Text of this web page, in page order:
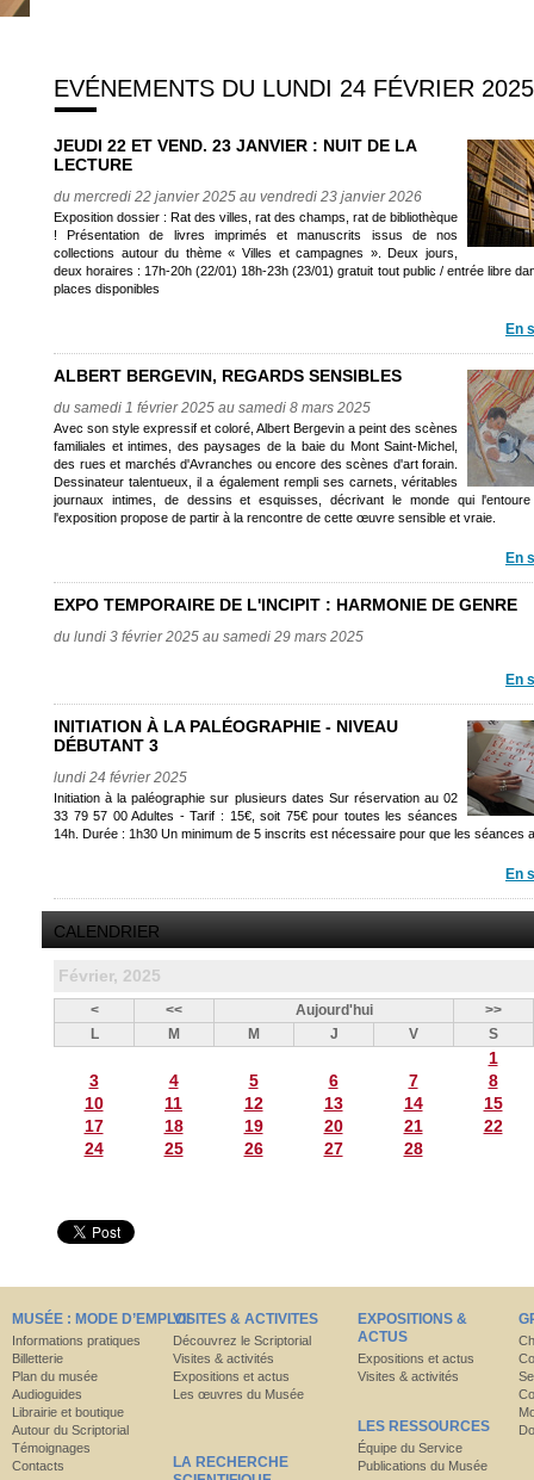
EVÉNEMENTS DU LUNDI 24 FÉVRIER 2025
JEUDI 22 ET VEND. 23 JANVIER : NUIT DE LA
LECTURE
du mercredi 22 janvier 2025 au vendredi 23 janvier 2026
Exposition dossier : Rat des villes, rat des champs, rat de bibliothèque
! Présentation de livres imprimés et manuscrits issus de nos
collections autour du thème « Villes et campagnes ». Deux jours,
deux horaires : 17h-20h (22/01) 18h-23h (23/01) gratuit tout public / entrée libre
places disponibles
En
ALBERT BERGEVIN, REGARDS SENSIBLES
du samedi 1 février 2025 au samedi 8 mars 2025
Avec son style expressif et coloré, Albert Bergevin a peint des scènes
familiales et intimes, des paysages de la baie du Mont Saint-Michel,
des rues et marchés d'Avranches ou encore des scènes d'art forain.
Dessinateur talentueux, il a également rempli ses carnets, véritables
journaux intimes, de dessins et esquisses, décrivant le monde qui
l'exposition propose de partir à la rencontre de cette œuvre sensible et vraie.
En
EXPO TEMPORAIRE DE L'INCIPIT : HARMONIE DE GENRE
du lundi 3 février 2025 au samedi 29 mars 2025
En
INITIATION À LA PALÉOGRAPHIE - NIVEAU
DÉBUTANT 3
lundi 24 février 2025
Initiation à la paléographie sur plusieurs dates Sur réservation au 02
33 79 57 00 Adultes - Tarif : 15€, soit 75€ pour toutes les séances
14h. Durée : 1h30 Un minimum de 5 inscrits est nécessaire pour que les séances
En
CALENDRIER
Février, 2025
< << Aujourd'hui
>>
L
M M J V S
1
3
4 5 6 7
8
10
11 12 13 14
15
17
18 19 20 21
22
24
25 26 27 28
MUSÉE : MODE D’EMPLOI
Informations pratiques
Billetterie
Plan du musée
Audioguides
Librairie et boutique
Autour du Scriptorial
Témoignages
Contacts
VISITES & ACTIVITES
Découvrez le Scriptorial
Visites & activités
Expositions et actus
Les œuvres du Musée
LA RECHERCHE
EXPOSITIONS &
ACTUS
Expositions et actus
Visites & activités
LES RESSOURCES
Équipe du Service
Publications du Musée